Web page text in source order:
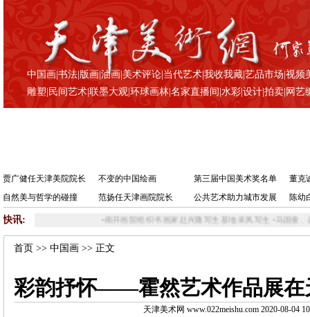
中国画 |书法 版画 |油画 |美术评论 当代艺术 |我收我藏 |艺品市场 |视频
雕塑 民间艺术 |联墨大观 |环球画林 |名家直播间 |水彩 |设计 |拍卖 网艺
贾广健任天津美院院长 不变的中国绘画 第三届中国美术奖名单
董克
自然美与哲学的碰撞
范扬任天津画院院长 公共艺术助力城市发展 陈幼
快讯:
•南开画院组织书画家赴兴隆写生基地采风写生 马国俊、赵树繁、陈福春书画作
首页 >>中国画 >> 正文
彩韵抒怀——霍然艺术作品展在
天津美术网 www.022meishu.com 2020-08-04